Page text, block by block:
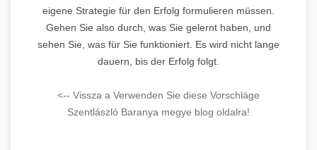
eigene Strategie für den Erfolg formulieren müssen.
Gehen Sie also durch, was Sie gelernt haben, und
sehen Sie, was für Sie funktioniert. Es wird nicht lange
dauern, bis der Erfolg folgt.
<-- Vissza a Verwenden Sie diese Vorschläge
Szentlászló Baranya megye blog oldalra!